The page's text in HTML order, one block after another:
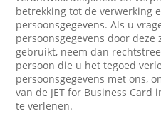
betrekking tot de verwerking
persoonsgegevens. Als u
persoonsgegevens door
gebruikt, neem dan
persoon die u het tegoed
persoonsgegevens met ons,
van de JET for Business
te verlenen.